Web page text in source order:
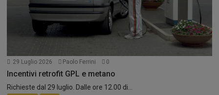
29 Luglio 2026 Paolo Ferrini 0
Incentivi retrofit GPL e metano
Richieste dal 29 luglio. Dalle ore 12.00 di...